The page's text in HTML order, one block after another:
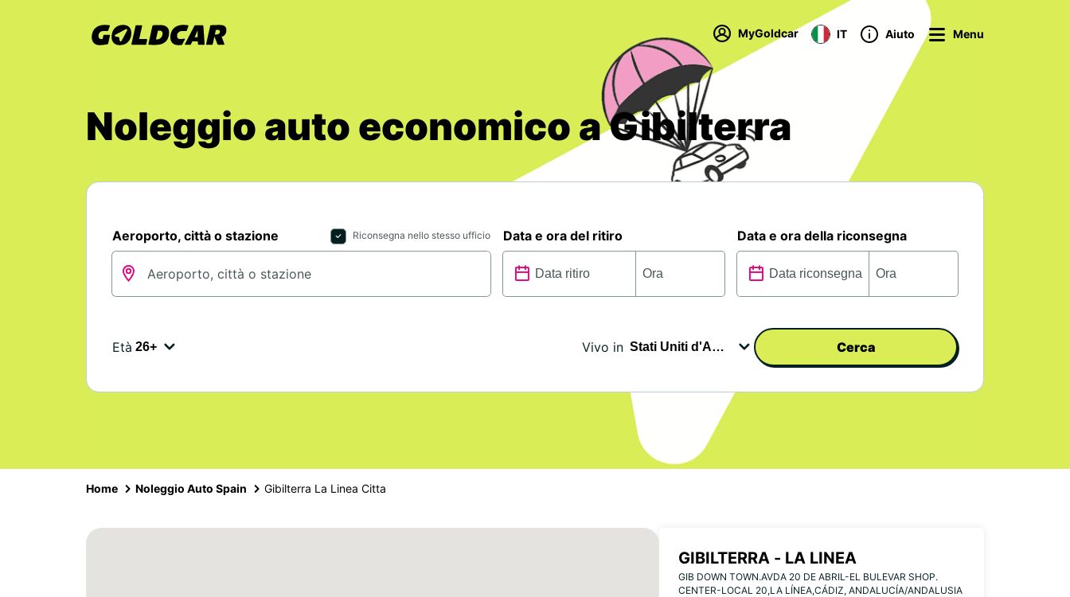
MyGoldcar IT Aiuto Menu
Noleggio auto economico a Gibilterra
Aeroporto, città o stazione Riconsegna nello stesso ufficio Data e ora del ritiro Data e ora della riconsegna
Età Vivo in Cerca
Home Noleggio Auto Spain Gibilterra La Linea Citta
GIBILTERRA - LA LINEA
GIB DOWN TOWN.AVDA 20 DE ABRIL-EL BULEVAR SHOP.
CENTER-LOCAL 20,LA LÍNEA,CÁDIZ, ANDALUCÍA/ANDALUSIA